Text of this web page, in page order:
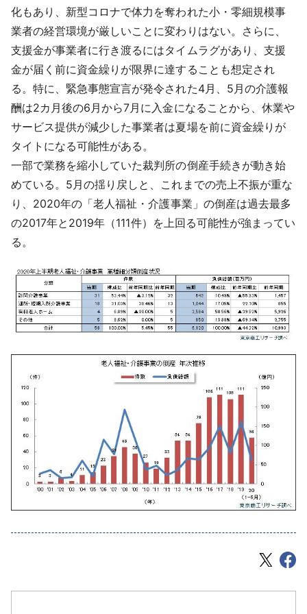
化もあり、新型コロナで体力を奪われた小・零細規模事
業者の経営環境が厳しいことに変わりはない。さらに、
支援金が事業者に行き渡るにはタイムラグがあり、支援
金が届く前に資金繰りが限界に達することも想定され
る。特に、緊急事態宣言が発令された4月、5月の介護報
酬は2カ月後の6月から7月に入金になることから、休業や
サービス提供が減少した事業者は夏場を前に資金繰りが
タイトになる可能性がある。
一部で業務を縮小していた裁判所の倒産手続きが動き始
めている。5月の揺り戻しと、これまでの売上不振が重な
り、2020年の「老人福祉・介護事業」の倒産は過去最多
の2017年と2019年（111件）を上回る可能性が強まってい
る。